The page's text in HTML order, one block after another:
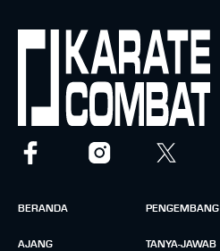
BERANDA
AJANG
PENGEMBANG
TANYA-JAWAB